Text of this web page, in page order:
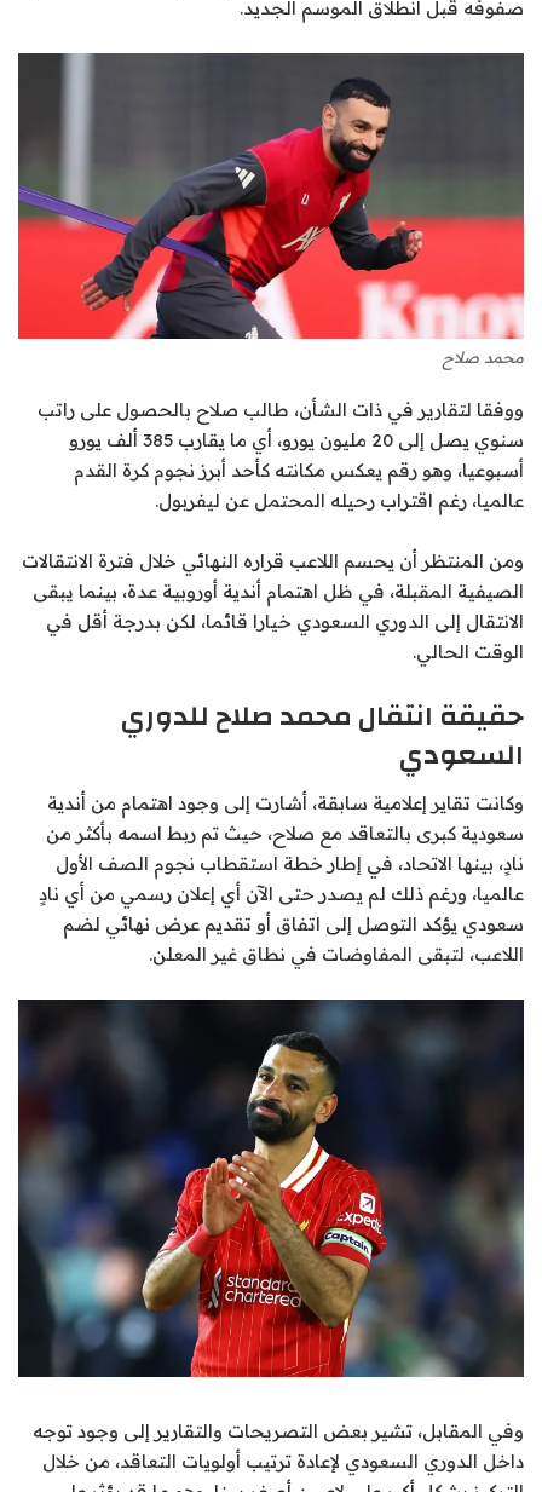
صفوفه قبل انطلاق الموسم الجديد.
محمد صلاح
ووفقا لتقارير في ذات الشأن، طالب صلاح بالحصول على راتب
سنوي يصل إلى 20 مليون يورو، أي ما يقارب 385 ألف يورو
أسبوعيا، وهو رقم يعكس مكانته كأحد أبرز نجوم كرة القدم
عالميا، رغم اقتراب رحيله المحتمل عن ليفربول.
ومن المنتظر أن يحسم اللاعب قراره النهائي خلال فترة الانتقالات
الصيفية المقبلة، في ظل اهتمام أندية أوروبية عدة، بينما يبقى
الانتقال إلى الدوري السعودي خيارا قائما، لكن بدرجة أقل في
الوقت الحالي.
حقيقة انتقال محمد صلاح للدوري
السعودي
وكانت تقاير إعلامية سابقة، أشارت إلى وجود اهتمام من أندية
سعودية كبرى بالتعاقد مع صلاح، حيث تم ربط اسمه بأكثر من
نادٍ، بينها الاتحاد، في إطار خطة استقطاب نجوم الصف الأول
عالميا، ورغم ذلك لم يصدر حتى الآن أي إعلان رسمي من أي نادٍ
سعودي يؤكد التوصل إلى اتفاق أو تقديم عرض نهائي لضم
اللاعب، لتبقى المفاوضات في نطاق غير المعلن.
وفي المقابل، تشير بعض التصريحات والتقارير إلى وجود توجه
داخل الدوري السعودي لإعادة ترتيب أولويات التعاقد، من خلال